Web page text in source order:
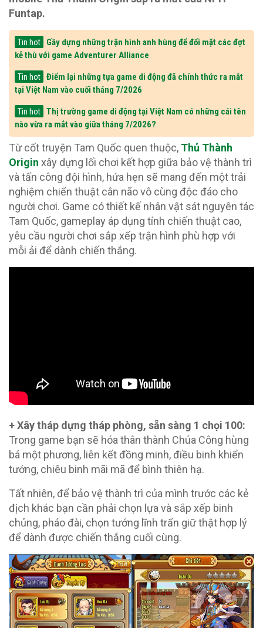
Funtap.
Tin hot
Gầy dựng những trận hình anh hùng để đối mặt các đợt
kẻ thù với game Adventurer Alliance
Tin hot
Điểm lại những tựa game di động đã chính thức ra mắt
tại Việt Nam vào cuối tháng 7/2026
Tin hot
Thị trường game di động tại Việt Nam có những cái tên
nào vừa ra mắt vào giữa tháng 7/2026?
Từ cốt truyện Tam Quốc quen thuộc, Thủ Thành
Origin xây dựng lối chơi kết hợp giữa bảo vệ thành trì
và tấn công đội hình, hứa hẹn sẽ mang đến một trải
nghiệm chiến thuật cân não vô cùng độc đáo cho
người chơi. Game có thiết kế nhân vật sát nguyên tác
Tam Quốc, gameplay áp dụng tính chiến thuật cao,
yêu cầu người chơi sắp xếp trận hình phù hợp với
mỗi ải để dành chiến thắng.
+ Xây tháp dựng tháp phòng, sẵn sàng 1 chọi 100:
Trong game bạn sẽ hóa thân thành Chúa Công hùng
bá một phương, liên kết đồng minh, điều binh khiển
tướng, chiêu binh mãi mã để bình thiên hạ.
Tất nhiên, để bảo vệ thành trì của mình trước các kẻ
địch khác bạn cần phải chọn lựa và sắp xếp binh
chủng, pháo đài, chọn tướng lĩnh trấn giữ thật hợp lý
để dành được chiến thắng cuối cùng.